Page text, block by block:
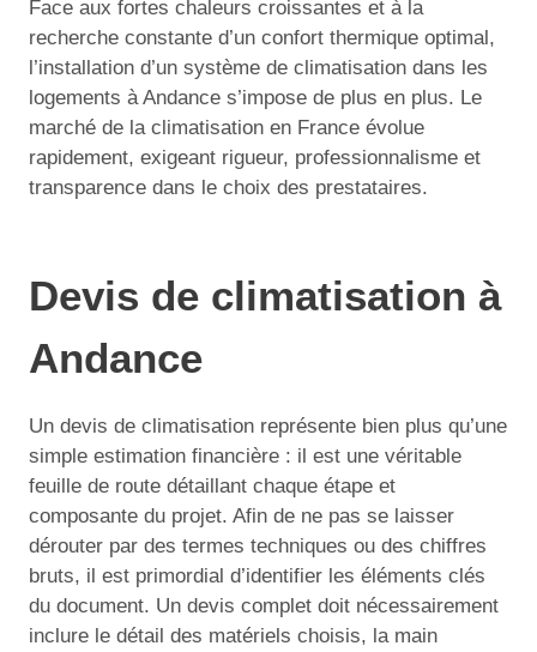
Face aux fortes chaleurs croissantes et à la
recherche constante d’un confort thermique optimal,
l’installation d’un système de climatisation dans les
logements à Andance s’impose de plus en plus. Le
marché de la climatisation en France évolue
rapidement, exigeant rigueur, professionnalisme et
transparence dans le choix des prestataires.
Devis de climatisation à
Andance
Un devis de climatisation représente bien plus qu’une
simple estimation financière : il est une véritable
feuille de route détaillant chaque étape et
composante du projet. Afin de ne pas se laisser
dérouter par des termes techniques ou des chiffres
bruts, il est primordial d’identifier les éléments clés
du document. Un devis complet doit nécessairement
inclure le détail des matériels choisis, la main